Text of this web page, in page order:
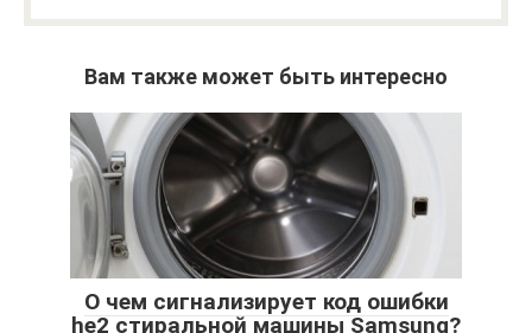
Вам также может быть интересно
О чем сигнализирует код ошибки
he2 стиральной машины Samsung?